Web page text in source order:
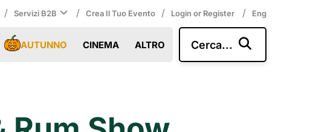
/ Servizi B2B / Crea Il Tuo Evento / Login or Register / Eng
AUTUNNO CINEMA ALTRO Cerca...